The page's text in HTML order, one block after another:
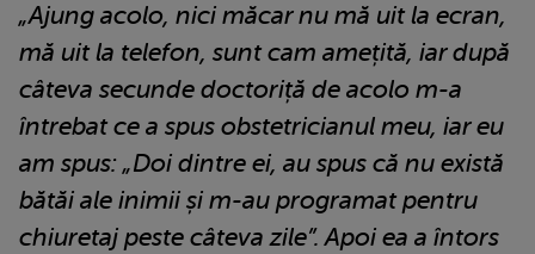
„Ajung acolo, nici măcar nu mă uit la ecran,
mă uit la telefon, sunt cam amețită, iar după
câteva secunde doctoriță de acolo m-a
întrebat ce a spus obstetricianul meu, iar eu
am spus: „Doi dintre ei, au spus că nu există
bătăi ale inimii și m-au programat pentru
chiuretaj peste câteva zile”. Apoi ea a întors